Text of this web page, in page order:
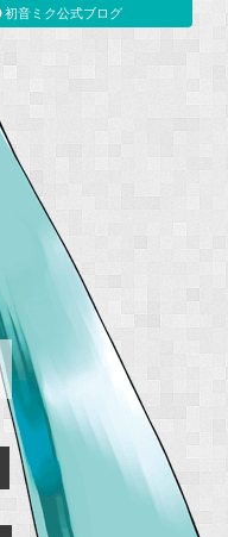
初音ミク公式ブログ